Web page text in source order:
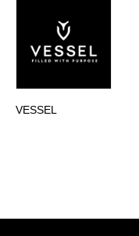
VESSEL